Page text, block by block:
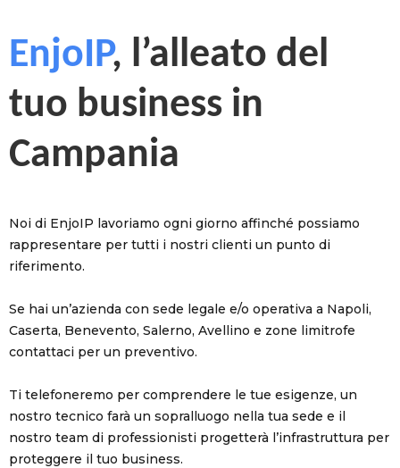
EnjoIP, l’alleato del
tuo business in
Campania
Noi di EnjoIP lavoriamo ogni giorno affinché possiamo
rappresentare per tutti i nostri clienti un punto di
riferimento.
Se hai un’azienda con sede legale e/o operativa a Napoli,
Caserta, Benevento, Salerno, Avellino e zone limitrofe
contattaci per un preventivo.
Ti telefoneremo per comprendere le tue esigenze, un
nostro tecnico farà un sopralluogo nella tua sede e il
nostro team di professionisti progetterà l’infrastruttura per
proteggere il tuo business.